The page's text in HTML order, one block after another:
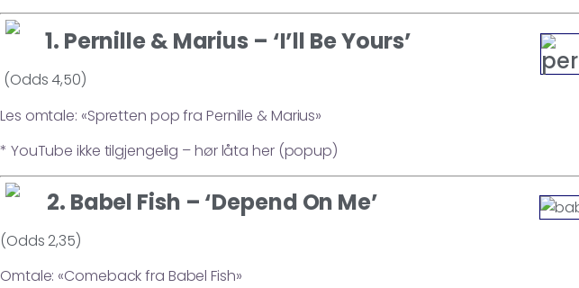
1. Pernille & Marius – ‘I’ll Be Yours’
(Odds 4,50)
Les omtale: «Spretten pop fra Pernille & Marius»
* YouTube ikke tilgjengelig – hør låta her (popup)
2. Babel Fish – ‘Depend On Me’
(Odds 2,35)
Omtale: «Comeback fra Babel Fish»